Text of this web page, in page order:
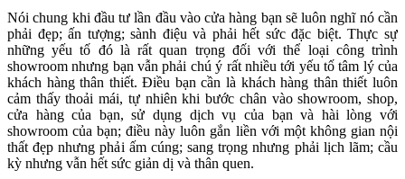
Nói chung khi đầu tư lần đầu vào cửa hàng bạn sẽ luôn nghĩ nó cần
phải đẹp; ấn tượng; sành điệu và phải hết sức đặc biệt. Thực sự
những yếu tố đó là rất quan trọng đối với thể loại công trình
showroom nhưng bạn vẫn phải chú ý rất nhiều tới yếu tố tâm lý của
khách hàng thân thiết. Điều bạn cần là khách hàng thân thiết luôn
cảm thấy thoải mái, tự nhiên khi bước chân vào showroom, shop,
cửa hàng của bạn, sử dụng dịch vụ của bạn và hài lòng với
showroom của bạn; điều này luôn gắn liền với một không gian nội
thất đẹp nhưng phải ấm cúng; sang trọng nhưng phải lịch lãm; cầu
kỳ nhưng vẫn hết sức giản dị và thân quen.